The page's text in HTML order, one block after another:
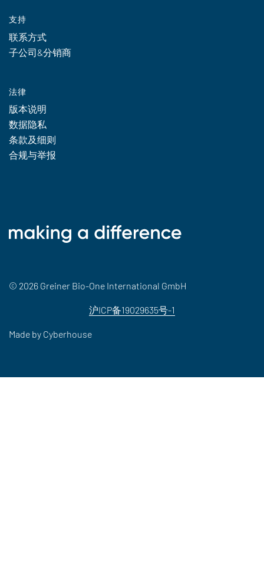
支持
联系方式
子公司&分销商
法律
版本说明
数据隐私
条款及细则
合规与举报
© 2026 Greiner Bio-One International GmbH
沪ICP备19029635号-1
Made by Cyberhouse